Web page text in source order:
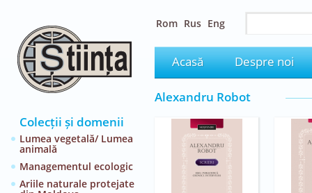
Colecții și domenii
Lumea vegetală/ Lumea
animală
Managementul ecologic
Ariile naturale protejate
Rom Rus Eng
Acasă Despre noi
Alexandru Robot